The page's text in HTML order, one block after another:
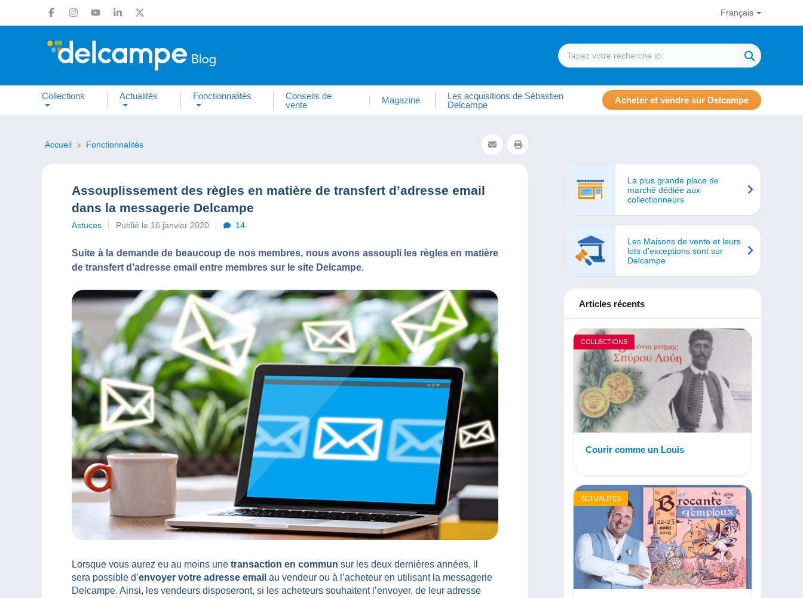
Français
Collections Actualités Fonctionnalités
Conseils de
vente
Magazine
Les acquisitions de Sébastien
Delcampe
Acheter et vendre sur Delcampe
Accueil Fonctionnalités
Assouplissement des règles en matière de transfert d’adresse email
dans la messagerie Delcampe
Astuces Publié le 16 janvier 2020 14
Suite à la demande de beaucoup de nos membres, nous avons assoupli les règles en matière
de transfert d’adresse email entre membres sur le site Delcampe.
Lorsque vous aurez eu au moins une transaction en commun sur les deux dernières années, il
sera possible d’envoyer votre adresse email au vendeur ou à l’acheteur en utilisant la messagerie
Delcampe. Ainsi, les vendeurs disposeront, si les acheteurs souhaitent l’envoyer, de leur adresse
La plus grande place de
marché dédiée aux
collectionneurs
Les Maisons de vente et leurs
lots d'exceptions sont sur
Delcampe
Articles récents
COLLECTIONS
Courir comme un Louis
ACTUALITÉS